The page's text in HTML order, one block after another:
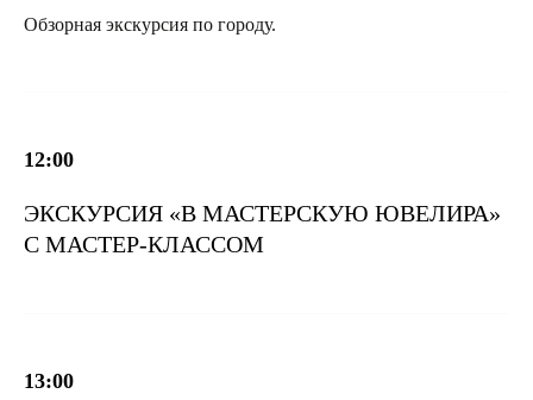
Обзорная экскурсия по городу.
12:00
ЭКСКУРСИЯ «В МАСТЕРСКУЮ ЮВЕЛИРА»
С МАСТЕР-КЛАССОМ
13:00